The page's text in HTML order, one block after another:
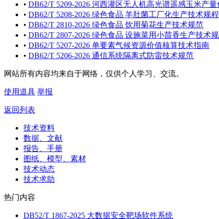
• DB62/T 5209-2026 河西灌区无人机高光谱遥感玉米产
• DB62/T 5208-2026 绿色食品 羊肚菌工厂化生产技术规程
• DB62/T 2810-2026 绿色食品 饮用菊花生产技术规范
• DB62/T 2807-2026 绿色食品 设施菜用小茴香生产技术
• DB62/T 5207-2026 单要素气候资源价值核算技术指南
• DB62/T 5206-2026 通信系统隔离式防雷技术规范
网站所有内容均来自于网络，仅供个人学习、交流。
使用道具 举报
返回列表
技术资料
数据、文献
报告、手册
图纸、模型、素材
技术动态
技术求助
热门内容
DB52/T 1867-2025 大数据安全靶场软件系统